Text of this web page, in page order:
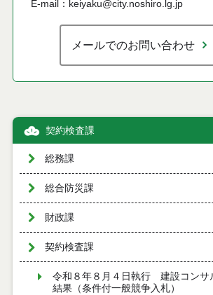
E-mail：keiyaku@city.noshiro.lg.jp
メールでのお問い合わせ
契約検査課
総務課
総合防災課
財政課
契約検査課
令和８年８月４日執行 建設コンサ
結果（条件付一般競争入札）